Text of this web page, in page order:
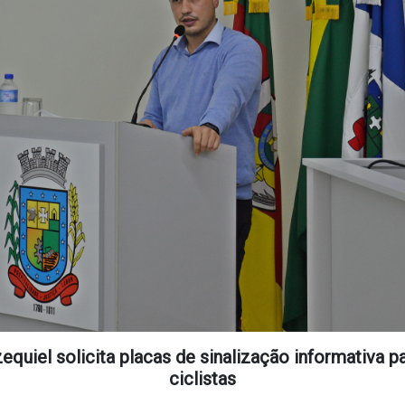
solicita placas de sinalização informativa
ciclistas